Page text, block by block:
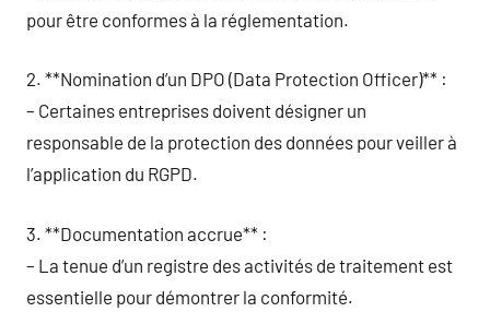
pour être conformes à la réglementation.
2. **Nomination d’un DPO (Data Protection Officer)** :
– Certaines entreprises doivent désigner un
responsable de la protection des données pour veiller à
l’application du RGPD.
3. **Documentation accrue** :
– La tenue d’un registre des activités de traitement est
essentielle pour démontrer la conformité.